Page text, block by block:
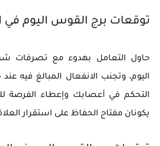
توقعات برج القوس اليوم في
حاول التعامل بهدوء مع تصرفات
اليوم، وتجنب الانفعال المبالغ فيه
التحكم في أعصابك وإعطاء الفرصة
يكونان مفتاح الحفاظ على استقرار